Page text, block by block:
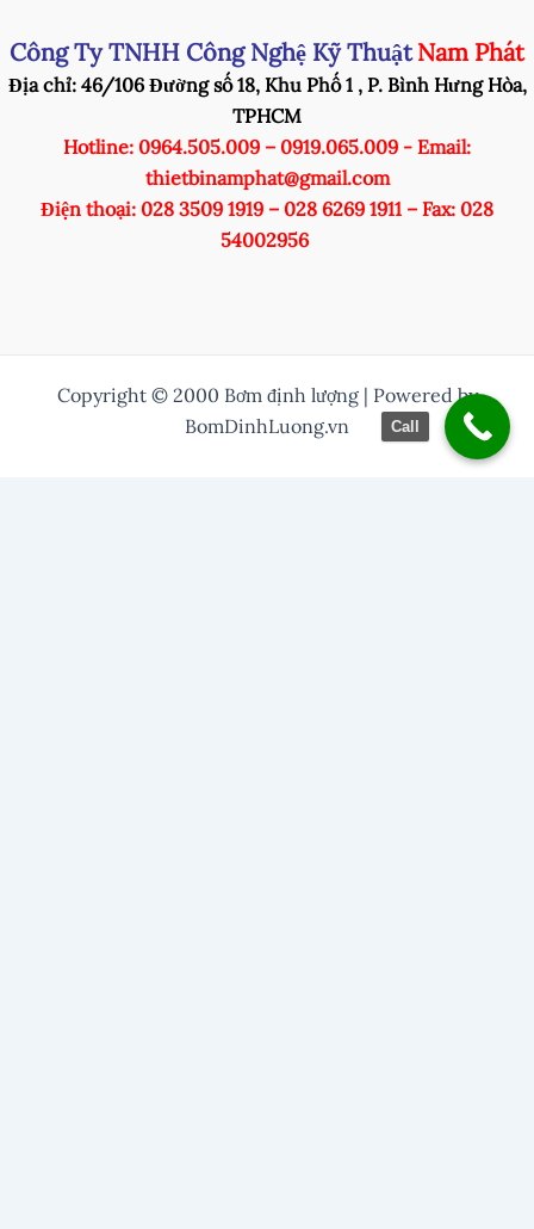
Công Ty TNHH Công Nghệ Kỹ Thuật Nam Phát
Địa chỉ: 46/106 Đường số 18, Khu Phố 1 , P. Bình Hưng Hòa,
TPHCM
Hotline: 0964.505.009 – 0919.065.009 - Email:
thietbinamphat@gmail.com
Điện thoại: 028 3509 1919 – 028 6269 1911 – Fax: 028
54002956
Copyright © 2000 Bơm định lượng | Powered by
BomDinhLuong.vn
Call